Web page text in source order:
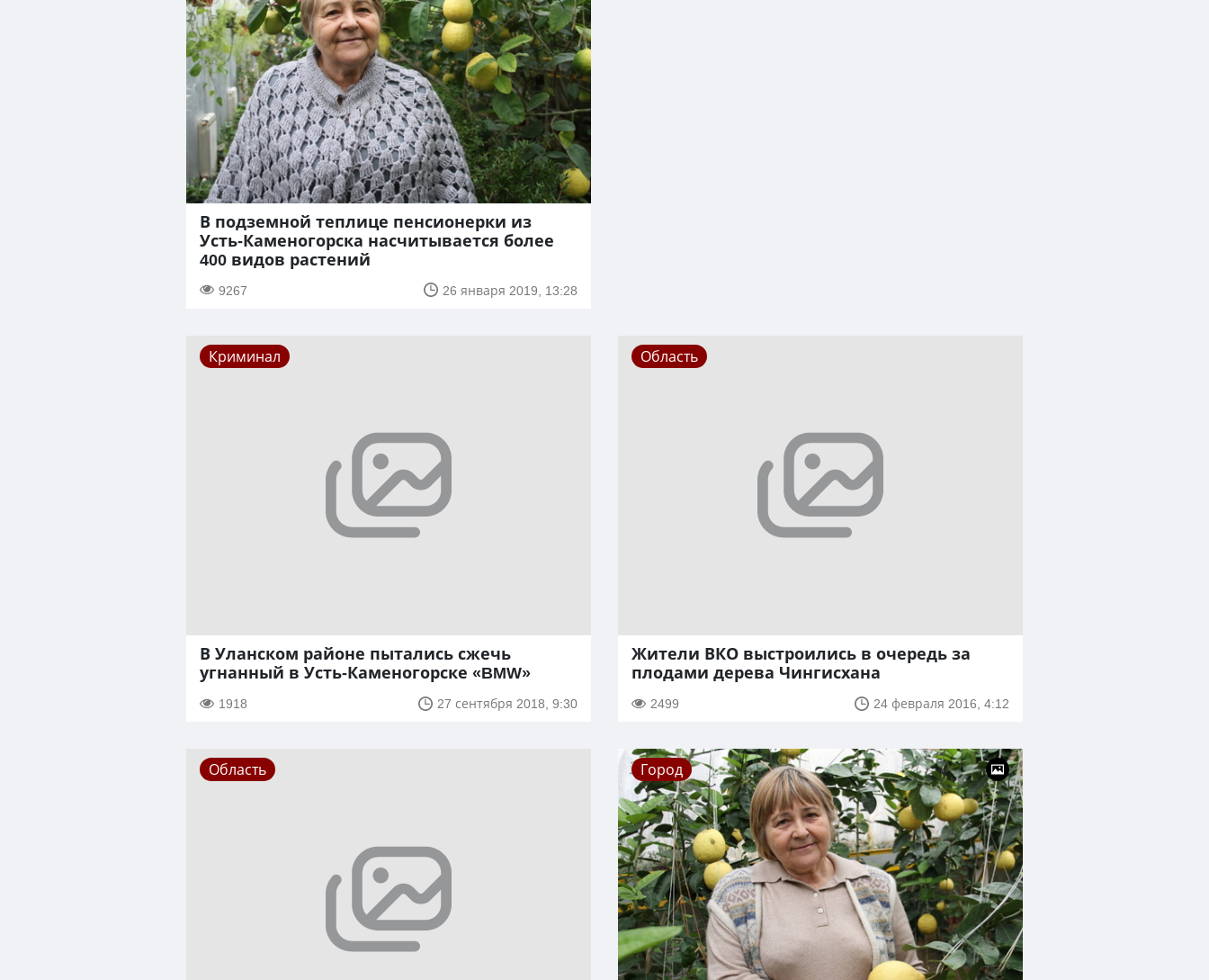
В подземной теплице пенсионерки из
Усть-Каменогорска насчитывается более
400 видов растений
9267 26 января 2019, 13:28
Криминал
В Уланском районе пытались сжечь
угнанный в Усть-Каменогорске «BMW»
1918 27 сентября 2018, 9:30
Область
Жители ВКО выстроились в очередь за
плодами дерева Чингисхана
2499 24 февраля 2016, 4:12
Область Город